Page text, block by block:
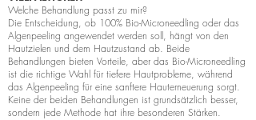
Welche Behandlung passt zu mir?
Die Entscheidung, ob 100% Bio-Microneedling oder das
Algenpeeling angewendet werden soll, hängt von den
Hautzielen und dem Hautzustand ab. Beide
Behandlungen bieten Vorteile, aber das Bio-Microneedling
ist die richtige Wahl für tiefere Hautprobleme, während
das Algenpeeling für eine sanftere Hauterneuerung sorgt.
Keine der beiden Behandlungen ist grundsätzlich besser,
sondern jede Methode hat ihre besonderen Stärken.